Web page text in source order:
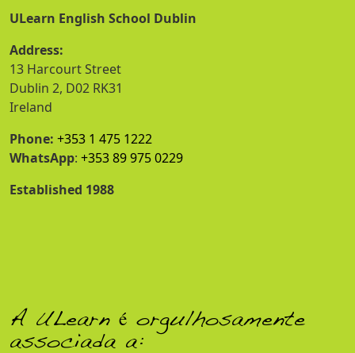
ULearn English School Dublin
Address:
13 Harcourt Street
Dublin 2, D02 RK31
Ireland
Phone: +353 1 475 1222
WhatsApp: +353 89 975 0229
Established 1988
A ULearn é orgulhosamente
associada a: